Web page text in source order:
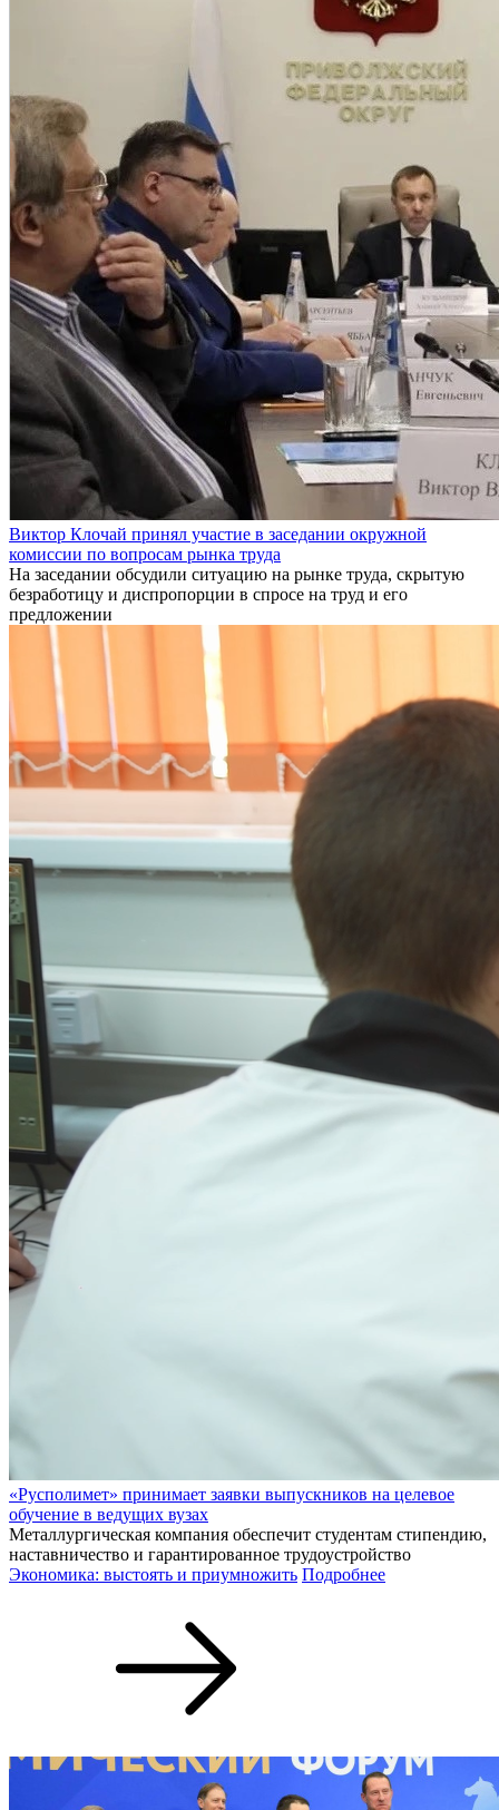
Виктор Клочай принял участие в заседании окружной
комиссии по вопросам рынка труда
На заседании обсудили ситуацию на рынке труда, скрытую
безработицу и диспропорции в спросе на труд и его
предложении
«Русполимет» принимает заявки выпускников на целевое
обучение в ведущих вузах
Металлургическая компания обеспечит студентам стипендию,
наставничество и гарантированное трудоустройство
Экономика: выстоять и приумножить Подробнее